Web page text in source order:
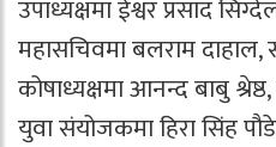
उपाध्यक्षमा ईश्वर प्रसाद
महासचिवमा बलराम दाहाल,
कोषाध्यक्षमा आनन्द बाबु
युवा संयोजकमा हिरा सिंह